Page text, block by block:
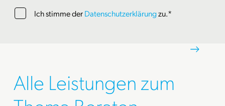
Ich stimme derDatenschutzerklärungzu.*
Alle Leistungen zum